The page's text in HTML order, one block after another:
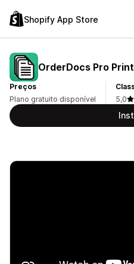
Shopify App Store
OrderDocs Pro
Preços
Plano gratuito disponível
5,0